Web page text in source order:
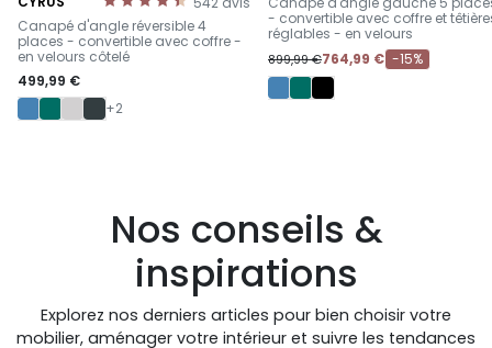
-
Canapé d'angle réversible 4
places - convertible avec coffre -
en velours côtelé
499,99 €
+2
- convertible avec coffre et
réglables - en velours
899,99 €764,99 € -15%
Nos conseils &
inspirations
Explorez nos derniers articles pour bien choisir votre
mobilier, aménager votre intérieur et suivre les tendances